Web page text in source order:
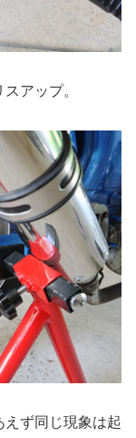
アップ。
えず同じ現象は起